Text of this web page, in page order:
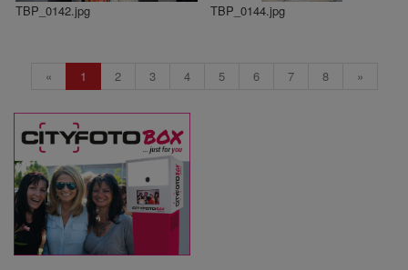
TBP_0142.jpg TBP_0144.jpg
« 1 2 3 4 5 6 7 8 »